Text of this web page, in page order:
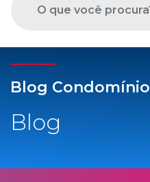
Blog Condomínio
Blog